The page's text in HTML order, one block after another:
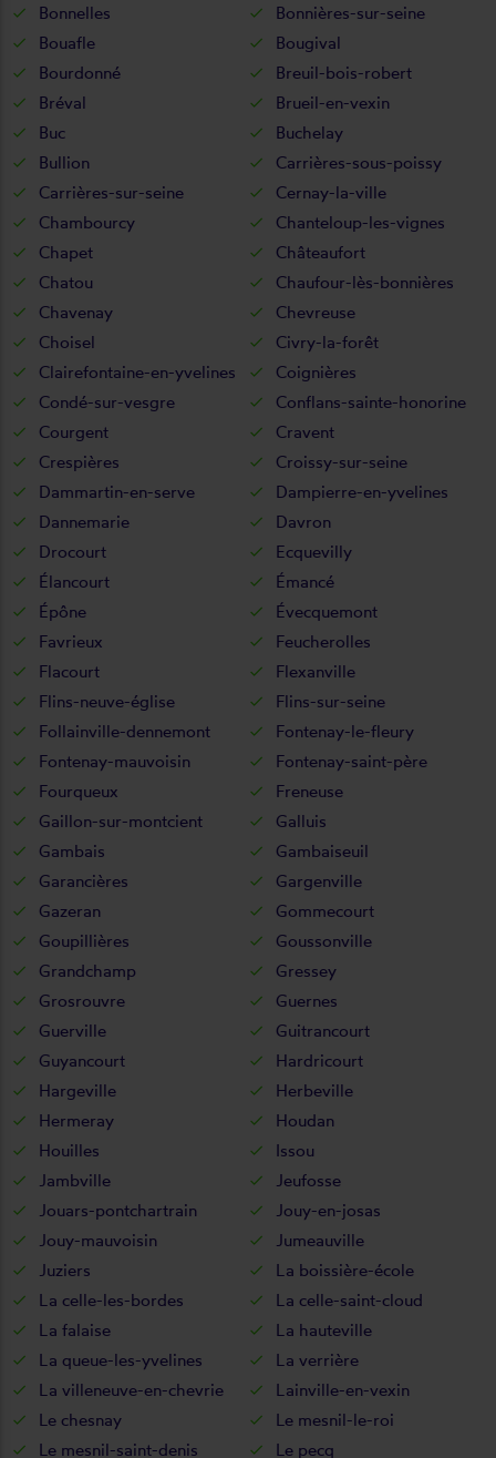
Bonnelles
Bonnières-sur-seine
Bouafle
Bougival
Bourdonné
Breuil-bois-robert
Bréval
Brueil-en-vexin
Buc
Buchelay
Bullion
Carrières-sous-poissy
Carrières-sur-seine
Cernay-la-ville
Chambourcy
Chanteloup-les-vignes
Chapet
Châteaufort
Chatou
Chaufour-lès-bonnières
Chavenay
Chevreuse
Choisel
Civry-la-forêt
Clairefontaine-en-yvelines
Coignières
Condé-sur-vesgre
Conflans-sainte-honorine
Courgent
Cravent
Crespières
Croissy-sur-seine
Dammartin-en-serve
Dampierre-en-yvelines
Dannemarie
Davron
Drocourt
Ecquevilly
Élancourt
Émancé
Épône
Évecquemont
Favrieux
Feucherolles
Flacourt
Flexanville
Flins-neuve-église
Flins-sur-seine
Follainville-dennemont
Fontenay-le-fleury
Fontenay-mauvoisin
Fontenay-saint-père
Fourqueux
Freneuse
Gaillon-sur-montcient
Galluis
Gambais
Gambaiseuil
Garancières
Gargenville
Gazeran
Gommecourt
Goupillières
Goussonville
Grandchamp
Gressey
Grosrouvre
Guernes
Guerville
Guitrancourt
Guyancourt
Hardricourt
Hargeville
Herbeville
Hermeray
Houdan
Houilles
Issou
Jambville
Jeufosse
Jouars-pontchartrain
Jouy-en-josas
Jouy-mauvoisin
Jumeauville
Juziers
La boissière-école
La celle-les-bordes
La celle-saint-cloud
La falaise
La hauteville
La queue-les-yvelines
La verrière
La villeneuve-en-chevrie
Lainville-en-vexin
Le chesnay
Le mesnil-le-roi
Le mesnil-saint-denis
Le pecq